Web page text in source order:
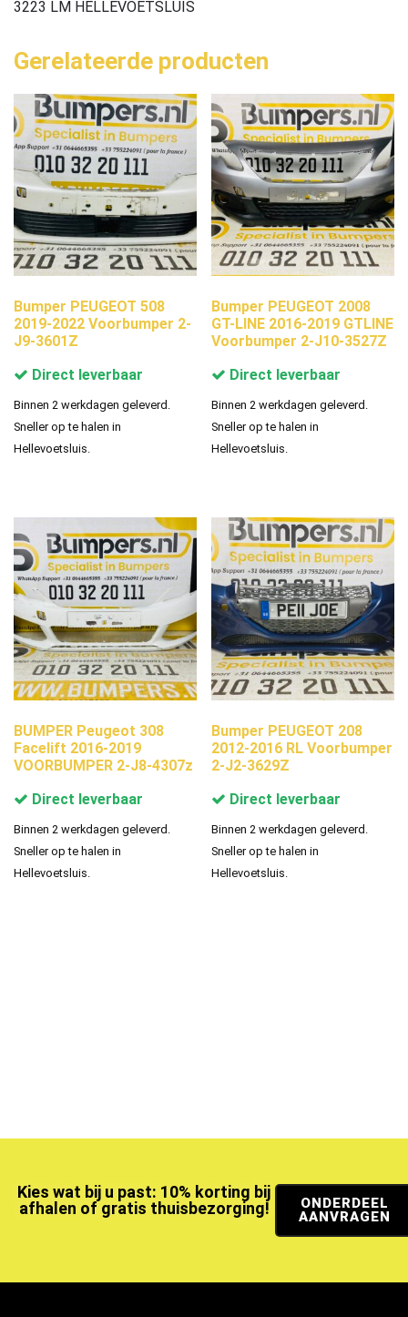
3223 LM HELLEVOETSLUIS
Gerelateerde producten
Bumper PEUGEOT 508
2019-2022 Voorbumper 2-
J9-3601Z
Direct leverbaar
Binnen 2 werkdagen geleverd.
Sneller op te halen in
Hellevoetsluis.
Bumper PEUGEOT 2008
GT-LINE 2016-2019 GTLINE
Voorbumper 2-J10-3527Z
Direct leverbaar
Binnen 2 werkdagen geleverd.
Sneller op te halen in
Hellevoetsluis.
BUMPER Peugeot 308
Facelift 2016-2019
VOORBUMPER 2-J8-4307z
Direct leverbaar
Binnen 2 werkdagen geleverd.
Sneller op te halen in
Hellevoetsluis.
Bumper PEUGEOT 208
2012-2016 RL Voorbumper
2-J2-3629Z
Direct leverbaar
Binnen 2 werkdagen geleverd.
Sneller op te halen in
Hellevoetsluis.
Kies wat bij u past: 10% korting bij
afhalen of gratis thuisbezorging!
ONDERDEEL
AANVRAGEN